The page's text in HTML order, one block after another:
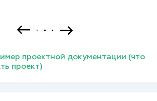
проектной документации (что
проект)